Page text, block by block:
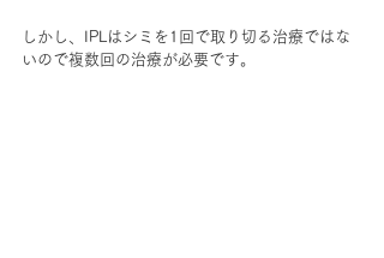
しかし、IPLはシミを1回で取り切る治療ではな
いので複数回の治療が必要です。